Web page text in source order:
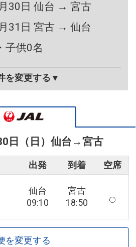
30日 仙台 → 宮古
31日 宮古 → 仙台
子供0名
を変更する▼
日（日） 仙台 →宮古
出発 到着 空席
仙台
09:10
宮古
18:50
を変更する